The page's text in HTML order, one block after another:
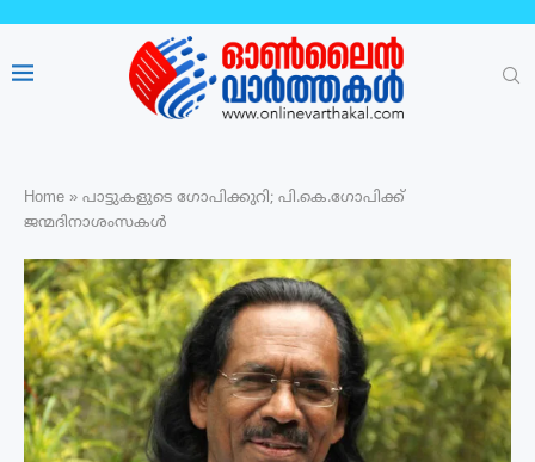
Home » പാട്ടുകളുടെ ഗോപിക്കുറി; പി.കെ.ഗോപിക്ക്
ജന്മദിനാശംസകൾ